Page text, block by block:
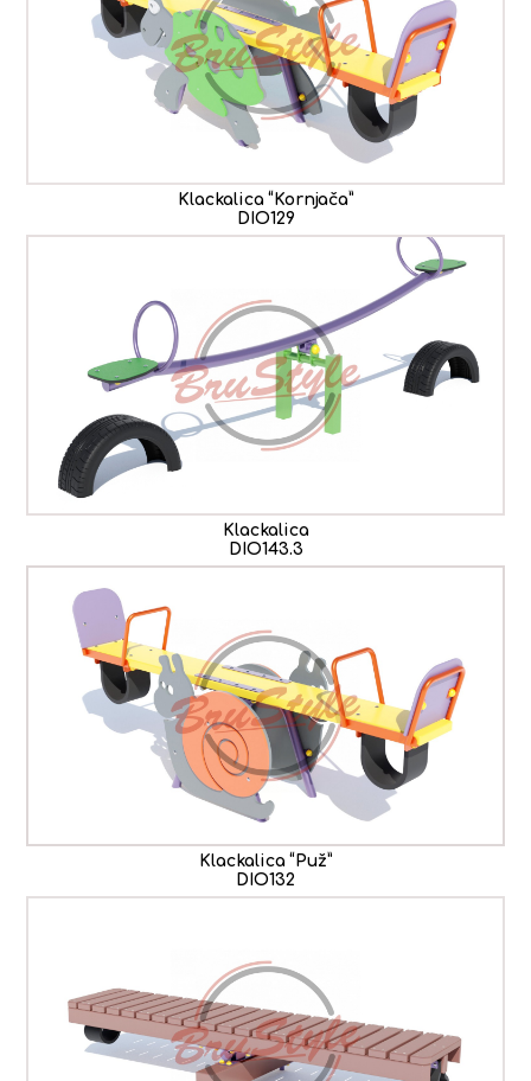
Klackalica “Kornjača”
DIO129
Klackalica
DIO143.3
Klackalica “Puž”
DIO132